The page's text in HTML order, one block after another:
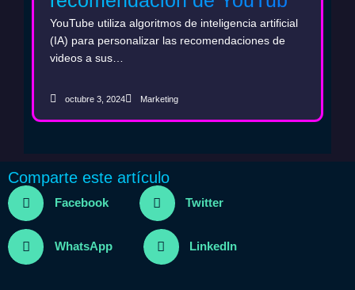
y marketing con AI: La clave
para aumentar la visibilidad
de tu marca
YouTube utiliza algoritmos de inteligencia artificial
(IA) para personalizar las recomendaciones de
videos a sus…
octubre 3, 2024 Marketing
Comparte este artículo
Facebook Twitter
WhatsApp LinkedIn